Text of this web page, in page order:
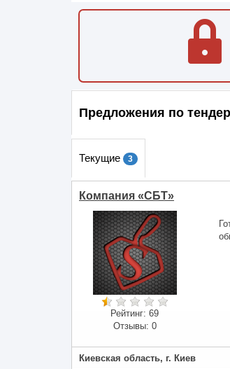
Предложения по
Текущие 3
Компания «CБТ»
Рейтинг:69
Отзывы: 0
Киевская область, г. Киев